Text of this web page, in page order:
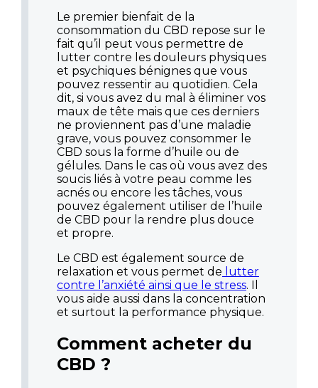
Le premier bienfait de la
consommation du CBD repose sur le
fait qu’il peut vous permettre de
lutter contre les douleurs physiques
et psychiques bénignes que vous
pouvez ressentir au quotidien. Cela
dit, si vous avez du mal à éliminer vos
maux de tête mais que ces derniers
ne proviennent pas d’une maladie
grave, vous pouvez consommer le
CBD sous la forme d’huile ou de
gélules. Dans le cas où vous avez des
soucis liés à votre peau comme les
acnés ou encore les tâches, vous
pouvez également utiliser de l’huile
de CBD pour la rendre plus douce
et propre.
Le CBD est également source de
relaxation et vous permet de lutter
contre l’anxiété ainsi que le stress. Il
vous aide aussi dans la concentration
et surtout la performance physique.
Comment acheter du
CBD ?